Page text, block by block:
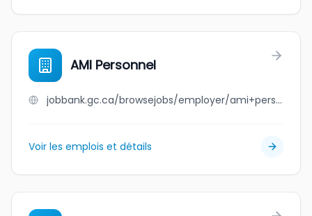
AMI Personnel
jobbank.gc.ca/browsejobs/employer/ami+personnel/ca
Voir les emplois et détails